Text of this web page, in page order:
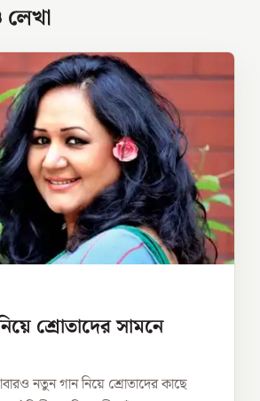
শ্রোতাদের সামনে
নতুন গান নিয়ে শ্রোতাদের কাছে